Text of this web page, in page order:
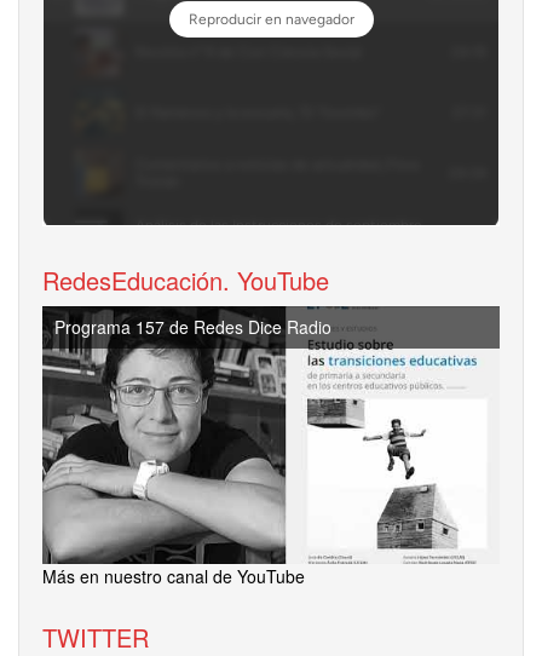
RedesEducación. YouTube
Programa 157 de Redes Dice Radio
Más en nuestro canal de YouTube
TWITTER